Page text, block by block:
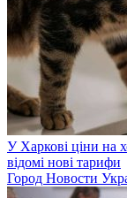
У Харкові ціни на
відомі нові тарифи
Город Новости